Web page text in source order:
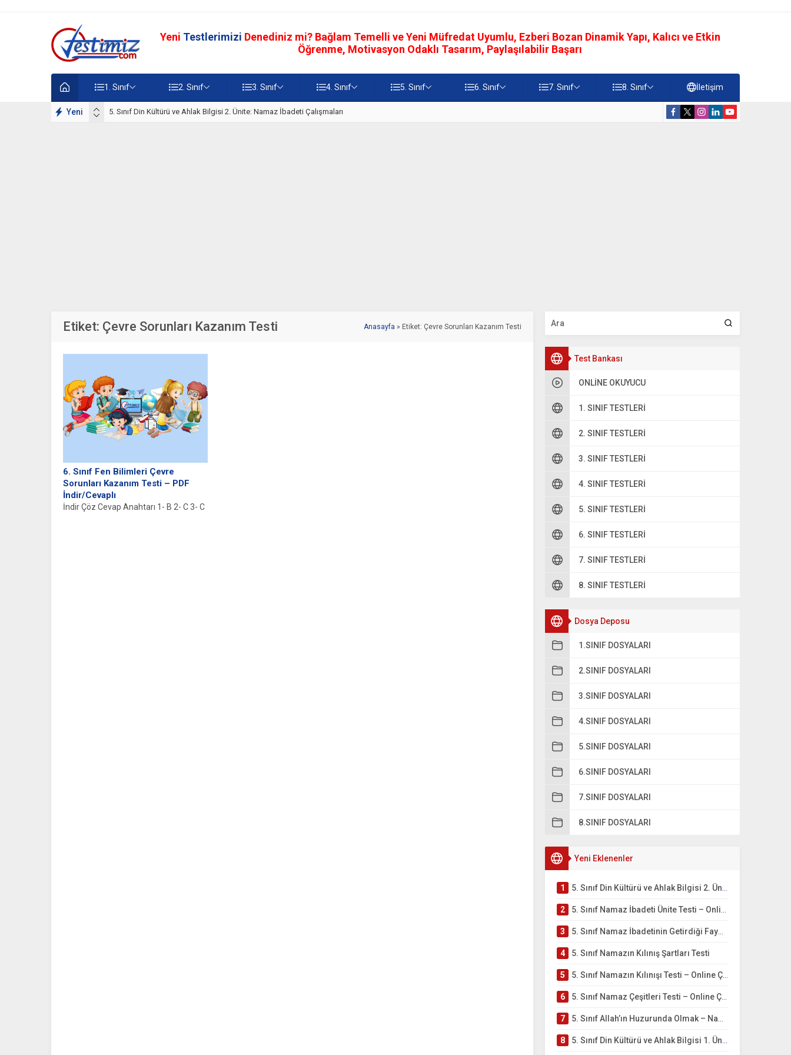
Yeni Testlerimizi Denediniz mi? Bağlam Temelli ve Yeni Müfredat Uyumlu, Ezberi Bozan Dinamik Yapı, Kalıcı ve Etkin
Öğrenme, Motivasyon Odaklı Tasarım, Paylaşılabilir Başarı
1. Sınıf 2. Sınıf 3. Sınıf 4. Sınıf 5. Sınıf 6. Sınıf 7. Sınıf 8. Sınıf İletişim
Yeni 5. Sınıf Din Kültürü ve Ahlak Bilgisi 2. Ünite: Namaz İbadeti Çalışmaları
Test Bankası
ONLINE OKUYUCU
1. SINIF TESTLERI
2. SINIF TESTLERI
3. SINIF TESTLERI
4. SINIF TESTLERI
5. SINIF TESTLERI
6. SINIF TESTLERI
7. SINIF TESTLERI
8. SINIF TESTLERI
Dosya Deposu
1.SINIF DOSYALARI
2.SINIF DOSYALARI
3.SINIF DOSYALARI
4.SINIF DOSYALARI
5.SINIF DOSYALARI
6.SINIF DOSYALARI
7.SINIF DOSYALARI
8.SINIF DOSYALARI
Yeni Eklenenler
1 5. Sınıf Din Kültürü ve Ahlak Bilgisi 2. Ünite: Namaz İbadeti Çalışmaları
2 5. Sınıf Namaz İbadeti Ünite Testi – Online Çöz
3 5. Sınıf Namaz İbadetinin Getirdiği Faydalar Testi
4 5. Sınıf Namazın Kılınış Şartları Testi
5 5. Sınıf Namazın Kılınışı Testi – Online Çöz
6 5. Sınıf Namaz Çeşitleri Testi – Online Çöz
7 5. Sınıf Allah’ın Huzurunda Olmak – Namaz İbadeti Testi
8 5. Sınıf Din Kültürü ve Ahlak Bilgisi 1. Ünite: Allah İnancı Çalışmaları
Etiket: Çevre Sorunları Kazanım Testi Anasayfa » Etiket: Çevre Sorunları Kazanım Testi
6. Sınıf Fen Bilimleri Çevre
Sorunları Kazanım Testi – PDF
İndir/Cevaplı
İndir Çöz Cevap Anahtarı 1- B 2- C 3- C